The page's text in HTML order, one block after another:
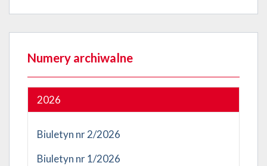
Numery archiwalne
2026
Biuletyn nr 2/2026
Biuletyn nr 1/2026